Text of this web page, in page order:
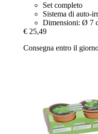
Set completo
Sistema di auto-
Dimensioni: Ø 7
€ 25,49
Consegna entro il